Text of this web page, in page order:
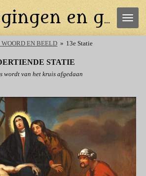
overwegingen en gebeden
EN BEELD » 13e Statie
STATIE
wordt van het kruis afgedaan